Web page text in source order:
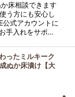
床相談できます
う方にも安心し
式アカウントに
手入れをサポ…
ったミルキーク
ぬか床漬け【大